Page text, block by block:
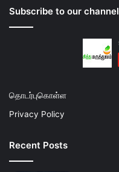
Subscribe to our channel
தொடர்புகொள்ள
Privacy Policy
Recent Posts